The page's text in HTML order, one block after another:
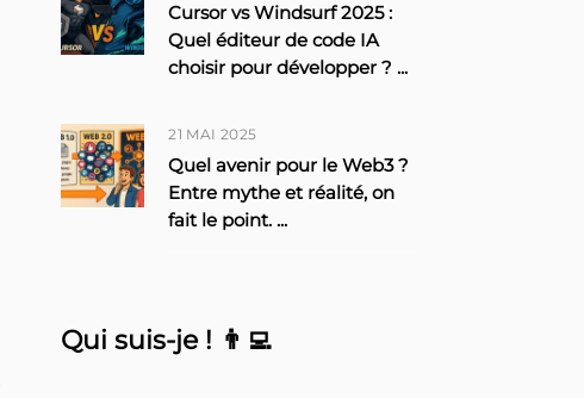
Cursor vs Windsurf 2025 :
Quel éditeur de code IA
choisir pour développer ? ...
21 MAI 2025
Quel avenir pour le Web3 ?
Entre mythe et réalité, on
fait le point. ...
Qui suis-je ! 👨‍💻